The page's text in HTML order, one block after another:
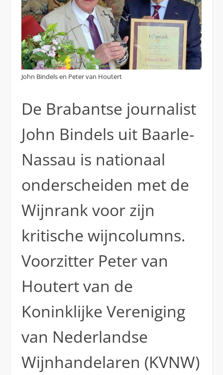
John Bindels en Peter van Houtert
De Brabantse journalist
John Bindels uit Baarle-
Nassau is nationaal
onderscheiden met de
Wijnrank voor zijn
kritische wijncolumns.
Voorzitter Peter van
Houtert van de
Koninklijke Vereniging
van Nederlandse
Wijnhandelaren (KVNW)